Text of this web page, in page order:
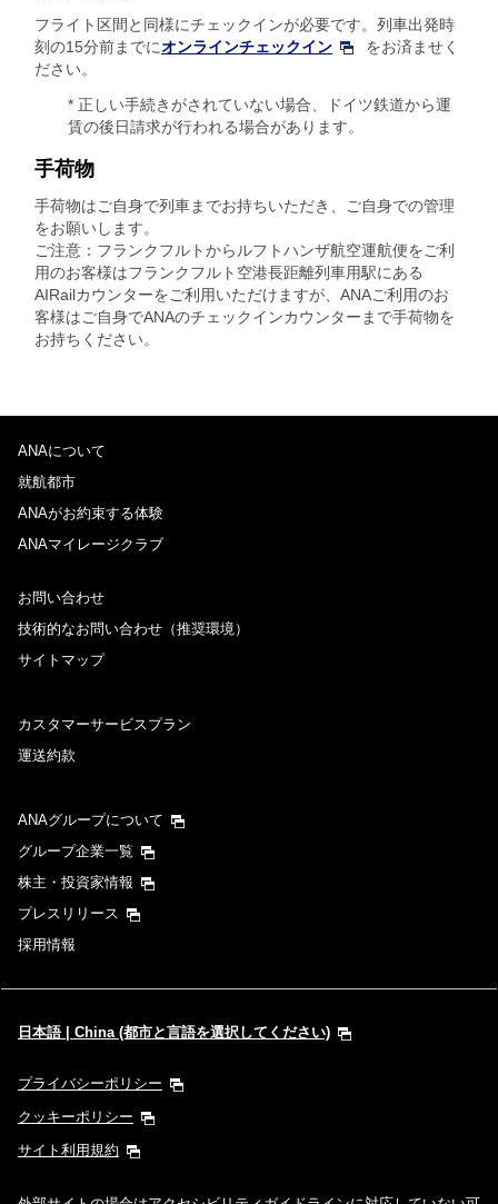
フライト区間と同様にチェックインが必要です。列車出発時
刻の15分前までにオンラインチェックイン
をお済ませく
ださい。
* 正しい手続きがされていない場合、ドイツ鉄道から運
賃の後日請求が行われる場合があります。
手荷物
手荷物はご自身で列車までお持ちいただき、ご自身での管理
をお願いします。
ご注意：フランクフルトからルフトハンザ航空運航便をご利
用のお客様はフランクフルト空港長距離列車用駅にある
AIRailカウンターをご利用いただけますが、ANAご利用のお
客様はご自身でANAのチェックインカウンターまで手荷物を
お持ちください。
ANAについて
就航都市
ANAがお約束する体験
ANAマイレージクラブ
お問い合わせ
技術的なお問い合わせ（推奨環境）
サイトマップ
カスタマーサービスプラン
運送約款
ANAグループについて
グループ企業一覧
株主・投資家情報
プレスリリース
採用情報
日本語 | China (都市と言語を選択してください)
プライバシーポリシー
クッキーポリシー
サイト利用規約